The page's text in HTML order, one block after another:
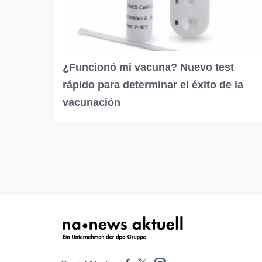
¿Funcionó mi vacuna? Nuevo test
rápido para determinar el éxito de la
vacunación